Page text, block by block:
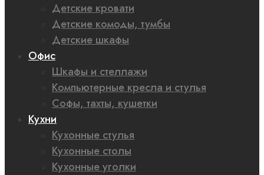
Детские кровати
Детские комоды, тумбы
Детские шкафы
Офис
Шкафы и стеллажи
Компьютерные кресла и стулья
Софы, тахты, кушетки
Кухни
Кухонные стулья
Кухонные столы
Кухонные уголки